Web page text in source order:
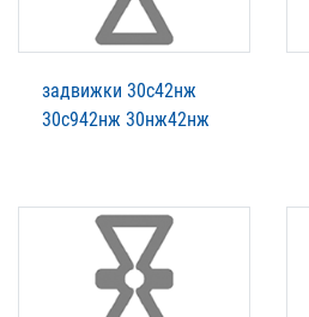
задвижки 30с42нж
30с942нж 30нж42нж